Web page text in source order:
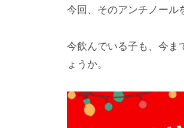
も
能
。
お
今回、そのアンチノール
今飲んでいる子も、今ま
ょうか。